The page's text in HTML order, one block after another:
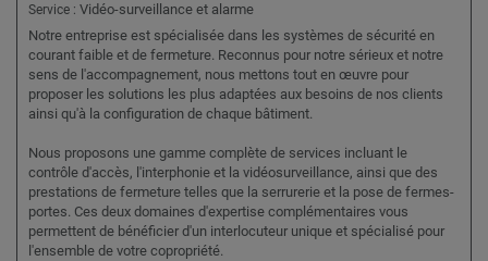
Service : Vidéo-surveillance et alarme
Notre entreprise est spécialisée dans les systèmes de sécurité en
courant faible et de fermeture. Reconnus pour notre sérieux et notre
sens de l'accompagnement, nous mettons tout en œuvre pour
proposer les solutions les plus adaptées aux besoins de nos clients
ainsi qu'à la configuration de chaque bâtiment.
Nous proposons une gamme complète de services incluant le
contrôle d'accès, l'interphonie et la vidéosurveillance, ainsi que des
prestations de fermeture telles que la serrurerie et la pose de fermes-
portes. Ces deux domaines d'expertise complémentaires vous
permettent de bénéficier d'un interlocuteur unique et spécialisé pour
l'ensemble de votre copropriété.